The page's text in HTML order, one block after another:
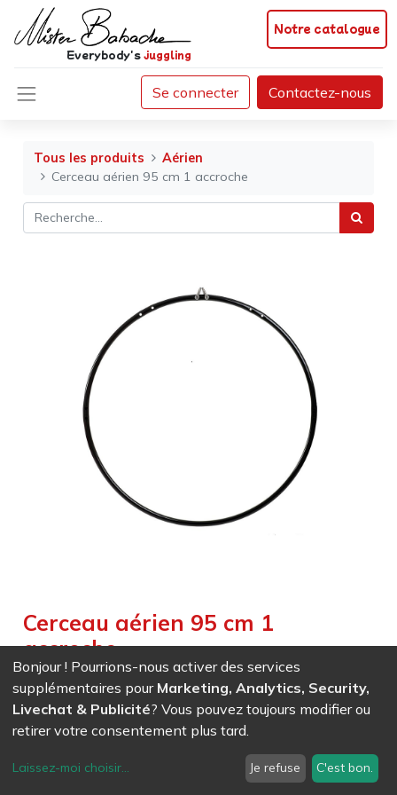
Notre catalogue
Everybody'sjuggling
Se connecter Contactez-nous
Tous les produits
Aérien
Cerceau aérien 95 cm 1 accroche
Cerceau aérien 95 cm 1
accroche
Weight : 5,000kg
276,90 CHF/ HT
EAN 7611847018979 - Ref ( 1897
Bonjour ! Pourrions-nous activer des services
supplémentaires pour Marketing, Analytics, Security,
Livechat & Publicité? Vous pouvez toujours modifier ou
retirer votre consentement plus tard.
Laissez-moi choisir... Je refuse C'est bon.